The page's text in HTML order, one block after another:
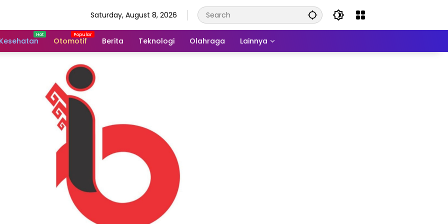
Saturday, August 8, 2026
Kesehatan Otomotif Berita Teknologi Olahraga Lainnya